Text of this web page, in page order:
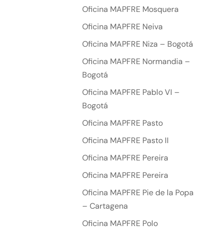
Oficina MAPFRE Mosquera
Oficina MAPFRE Neiva
Oficina MAPFRE Niza – Bogotá
Oficina MAPFRE Normandia –
Bogotá
Oficina MAPFRE Pablo VI –
Bogotá
Oficina MAPFRE Pasto
Oficina MAPFRE Pasto II
Oficina MAPFRE Pereira
Oficina MAPFRE Pereira
Oficina MAPFRE Pie de la Popa
– Cartagena
Oficina MAPFRE Polo